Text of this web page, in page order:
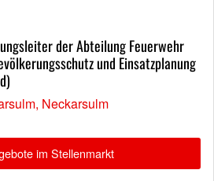
der Abteilung Feuerwehr
und Einsatzplanung
Neckarsulm
im Stellenmarkt